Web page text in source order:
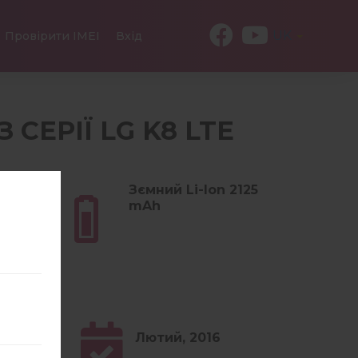
Провірити IMEI Вхід
СЕРІЇ LG K8 LTE
Зємний Li-Ion 2125
mAh
Лютий, 2016